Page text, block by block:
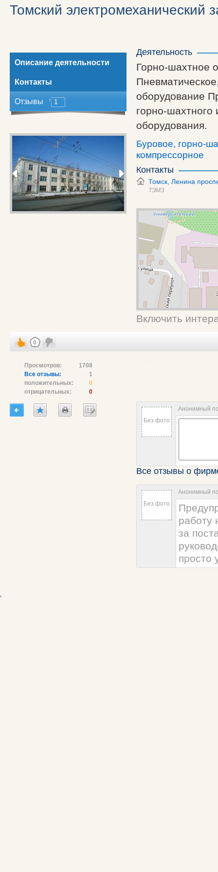
Томский электромеханический
Описание деятельности
Контакты
Отзывы 1
Деятельность
Горно-шахтное
оборудование
горно-
оборудования.
Буровое, горно-
компрессорное
Контакты
Томск, Ленина
ТЭМЗ
Включить
0
Просмотров:
1708
Все отзывы:
1
положительных:
0
отрицательных:
0
Без фото
Анонимный
Все отзывы о
Без фото
Анонимный
работу
за
просто